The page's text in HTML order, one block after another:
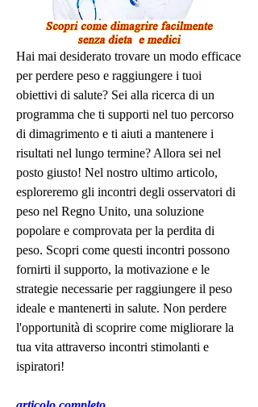
Hai mai desiderato trovare un modo efficace
per perdere peso e raggiungere i tuoi
obiettivi di salute? Sei alla ricerca di un
programma che ti supporti nel tuo percorso
di dimagrimento e ti aiuti a mantenere i
risultati nel lungo termine? Allora sei nel
posto giusto! Nel nostro ultimo articolo,
esploreremo gli incontri degli osservatori di
peso nel Regno Unito, una soluzione
popolare e comprovata per la perdita di
peso. Scopri come questi incontri possono
fornirti il supporto, la motivazione e le
strategie necessarie per raggiungere il peso
ideale e mantenerti in salute. Non perdere
l'opportunità di scoprire come migliorare la
tua vita attraverso incontri stimolanti e
ispiratori!